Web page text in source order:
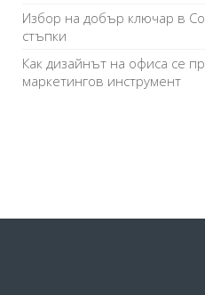
Избор на добър ключар в
стъпки
Как дизайнът на офиса се
маркетингов инструмент